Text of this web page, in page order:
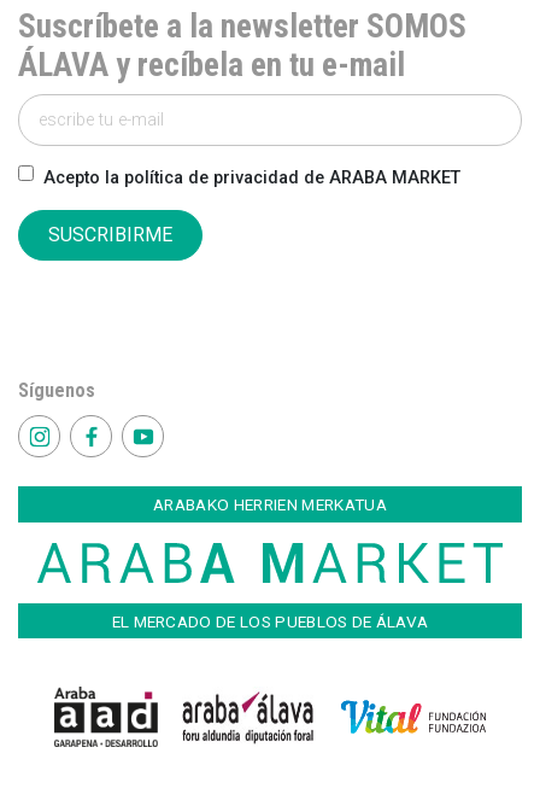
Suscríbete a la newsletter SOMOS
ÁLAVA y recíbela en tu e-mail
Acepto la política de privacidad de ARABA MARKET
SUSCRIBIRME
Síguenos
ARABAKO HERRIEN MERKATUA
EL MERCADO DE LOS PUEBLOS DE ÁLAVA